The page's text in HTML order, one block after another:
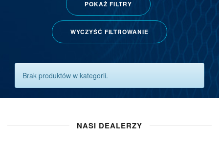
POKAŻ FILTRY
WYCZYŚĆ FILTROWANIE
Brak produktów w kategorii.
NASI DEALERZY